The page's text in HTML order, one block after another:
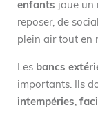
enfants joue un
reposer, de
plein air tout en
Les bancs
importants. Ils
intempéries,